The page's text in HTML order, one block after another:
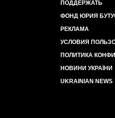
ПОДДЕРЖАТЬ
ФОНД ЮРИЯ
РЕКЛАМА
УСЛОВИЯ
ПОЛИТИКА
НОВИНИ УКРАЇНИ
UKRAINIAN NEWS